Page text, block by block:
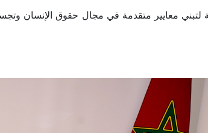
معايير متقدمة في مجال حقوق الإنسان وتجسد